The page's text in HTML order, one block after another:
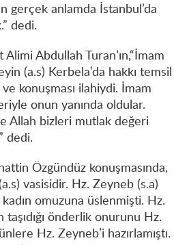
gerçek anlamda İstanbul’da
dedi.
Abdullah Turan’ın,“İmam
(a.s) Kerbela’da hakkı temsil
konuşması ilahiydi. İmam
onun yanında oldular.
Allah bizleri mutlak değeri
dedi.
Özgündüz konuşmasında,
vasisidir. Hz. Zeyneb (s.a)
omuzuna üslenmişti. Hz.
taşıdığı önderlik onurunu Hz.
Hz. Zeyneb’i hazırlamıştı.